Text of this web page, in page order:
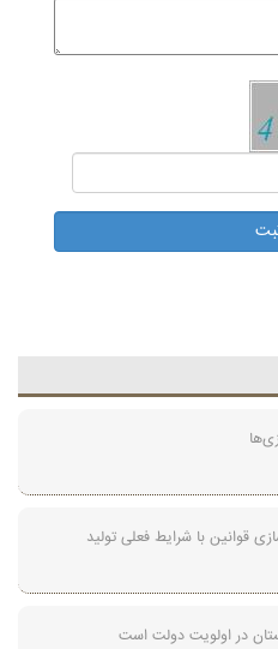
قوانین با شرایط فعلی تولید
در اولویت دولت است